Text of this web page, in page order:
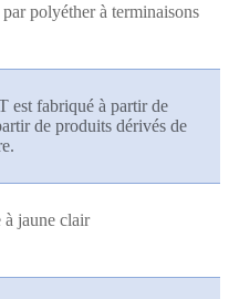
polyéther à terminaisons
est fabriqué à partir de
de produits dérivés de
jaune clair